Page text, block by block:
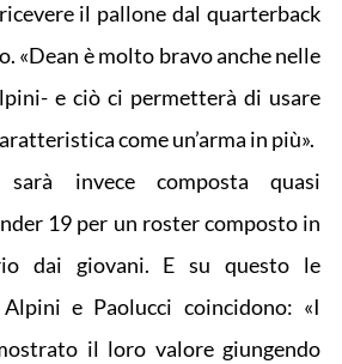
il pallone dal quarterback
«Dean è molto bravo anche nelle
e ciò ci permetterà di usare
come un’arma in più».
sarà invece composta quasi
19 per un roster composto in
dai giovani. E su questo le
e Paolucci coincidono: «I
il loro valore giungendo